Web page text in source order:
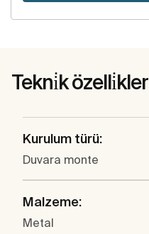
Tekni̇k özelli̇kler
Kurulum türü:
Duvara monte
Malzeme:
Metal